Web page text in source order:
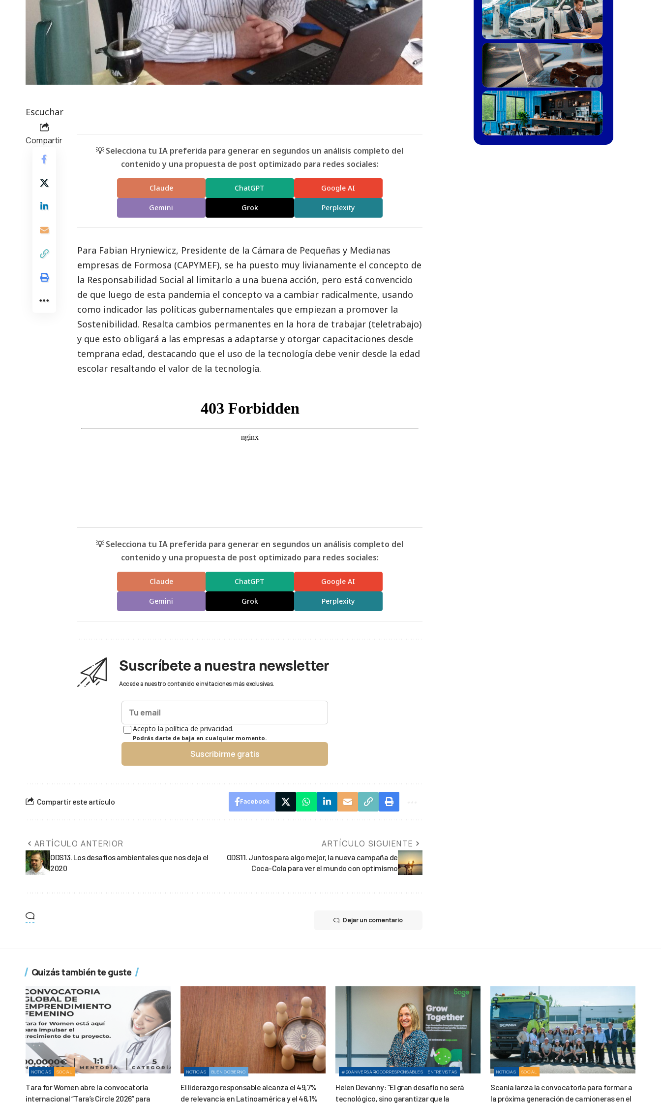
Escuchar
Compartir
💡 Selecciona tu IA preferida para generar en segundos un análisis completo del
contenido y una propuesta de post optimizado para redes sociales:
Claude ChatGPT Google AI
Gemini Grok Perplexity
Para Fabian Hryniewicz, Presidente de la Cámara de Pequeñas y Medianas
empresas de Formosa (CAPYMEF), se ha puesto muy livianamente el concepto de
la Responsabilidad Social al limitarlo a una buena acción, pero está convencido
de que luego de esta pandemia el concepto va a cambiar radicalmente, usando
como indicador las políticas gubernamentales que empiezan a promover la
Sostenibilidad. Resalta cambios permanentes en la hora de trabajar (teletrabajo)
y que esto obligará a las empresas a adaptarse y otorgar capacitaciones desde
temprana edad, destacando que el uso de la tecnología debe venir desde la edad
escolar resaltando el valor de la tecnología.
💡 Selecciona tu IA preferida para generar en segundos un análisis completo del
contenido y una propuesta de post optimizado para redes sociales:
Claude ChatGPT Google AI
Gemini Grok Perplexity
Suscríbete a nuestra newsletter
Accede a nuestro contenido e invitaciones más exclusivas.
Acepto la política de privacidad.
Podrás darte de baja en cualquier momento.
Suscribirme gratis
Compartir este artículo Facebook
ARTÍCULO ANTERIOR
ODS13. Los desafíos ambientales que nos deja el
2020
ARTÍCULO SIGUIENTE
ODS11. Juntos para algo mejor, la nueva campaña de
Coca-Cola para ver el mundo con optimismo
Dejar un comentario
Quizás también te guste
NOTICIAS SOCIAL
Tara for Women abre la convocatoria
internacional “Tara’s Circle 2026” para
NOTICIAS BUEN GOBIERNO
El liderazgo responsable alcanza el 49,7%
de relevancia en Latinoamérica y el 46,1%
#20ANIVERSARIOCORRESPONSABLES ENTREVISTAS
Helen Devanny: “El gran desafío no será
tecnológico, sino garantizar que la
NOTICIAS SOCIAL
Scania lanza la convocatoria para formar a
la próxima generación de camioneras en el